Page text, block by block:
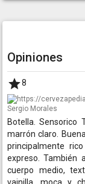
Opiniones
8
Sergio Morales
Botella. Sensorico
marrón claro.
principalmente
expreso. También
cuerpo medio,
vainilla, moca y